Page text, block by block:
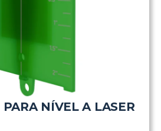
NÍVEL A LASER